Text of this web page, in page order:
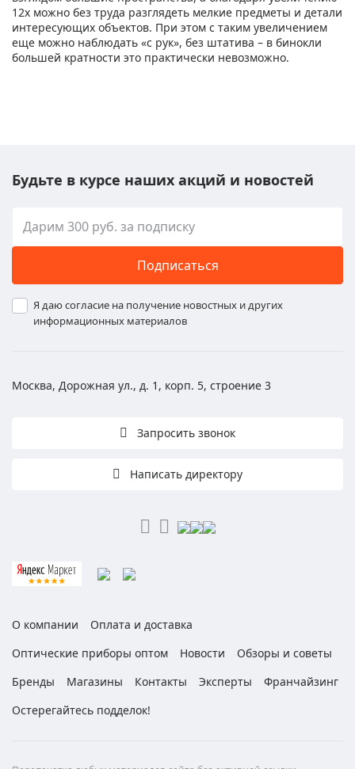
12х можно без труда разглядеть мелкие предметы и детали
интересующих объектов. При этом с таким увеличением
еще можно наблюдать «с рук», без штатива – в бинокли
большей кратности это практически невозможно.
Будьте в курсе наших акций и новостей
Подписаться
Я даю согласие на получение новостных и других
информационных материалов
Москва, Дорожная ул., д. 1, корп. 5, строение 3
Запросить звонок
Написать директору
О компании
Оплата и доставка
Оптические приборы оптом
Новости
Обзоры и советы
Бренды
Магазины Контакты Эксперты
Франчайзинг
Остерегайтесь подделок!